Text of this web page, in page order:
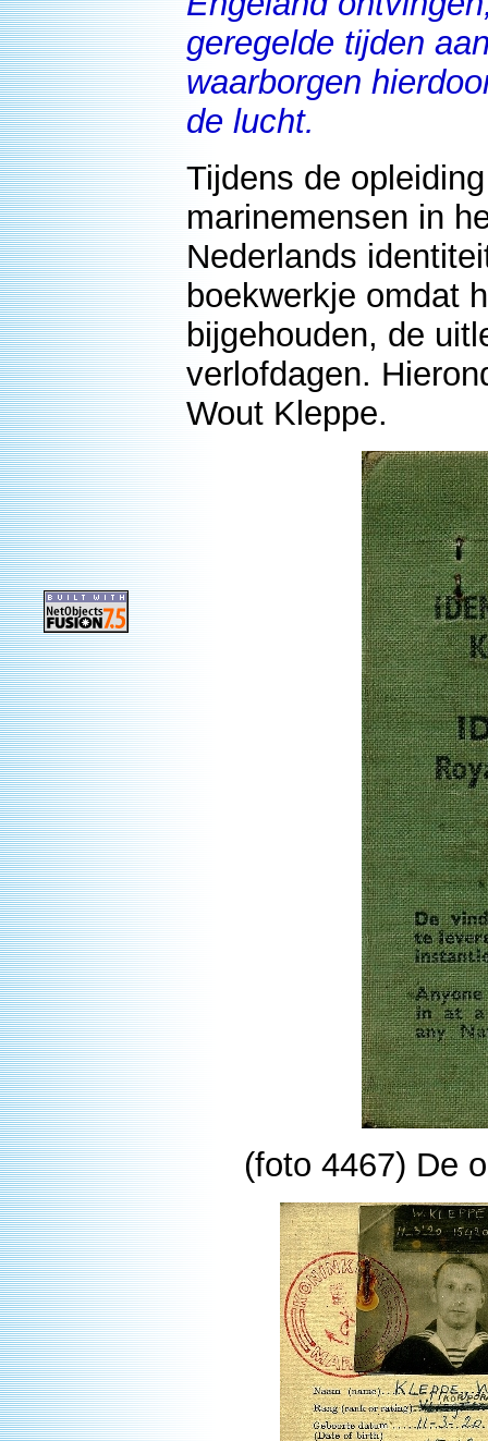
geregelde tijden
waarborgen
de lucht.
Tijdens de
marinemensen in
Nederlands
boekwerkje omdat
bijgehouden, de
verlofdagen.
Wout Kleppe.
(foto 4467) De